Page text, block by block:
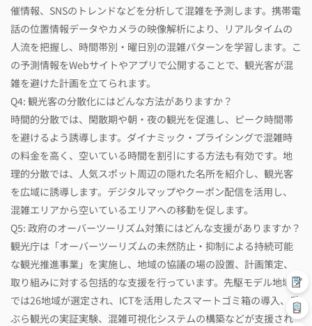
催情報、SNSのトレンドなどを分析して混雑を予測します。携帯電
話の位置情報データやカメラの映像解析により、リアルタイムの
人流を把握し、時間帯別・曜日別の混雑パターンを学習します。こ
の予測情報をWebサイトやアプリで公開することで、観光客が混
雑を避けた計画を立てられます。
Q4: 観光客の分散化にはどんな方法がありますか？
時間的分散では、閑散期や朝・夜の観光を促進し、ピーク時間帯
を避けるよう誘導します。ダイナミック・プライシングで混雑時
の料金を高く、空いている時間を割引にする方法も有効です。地
理的分散では、人気スポット周辺の隠れた名所を紹介し、観光客
を広域に誘導します。デジタルマップやクーポン配信を活用し、
混雑エリアから空いているエリアへの移動を促します。
Q5: 政府のオーバーツーリズム対策にはどんな支援がありますか？
観光庁は「オーバーツーリズムの未然防止・抑制による持続可能
な観光推進事業」を実施し、地域の協議の場の設置、計画策定、
取り組みに対する包括的な支援を行っています。先駆モデル地域型
では26地域が選定され、ICTを活用したスマートゴミ箱の導入、手
ぶら観光の実証実験、混雑可視化システムの構築などが支援され